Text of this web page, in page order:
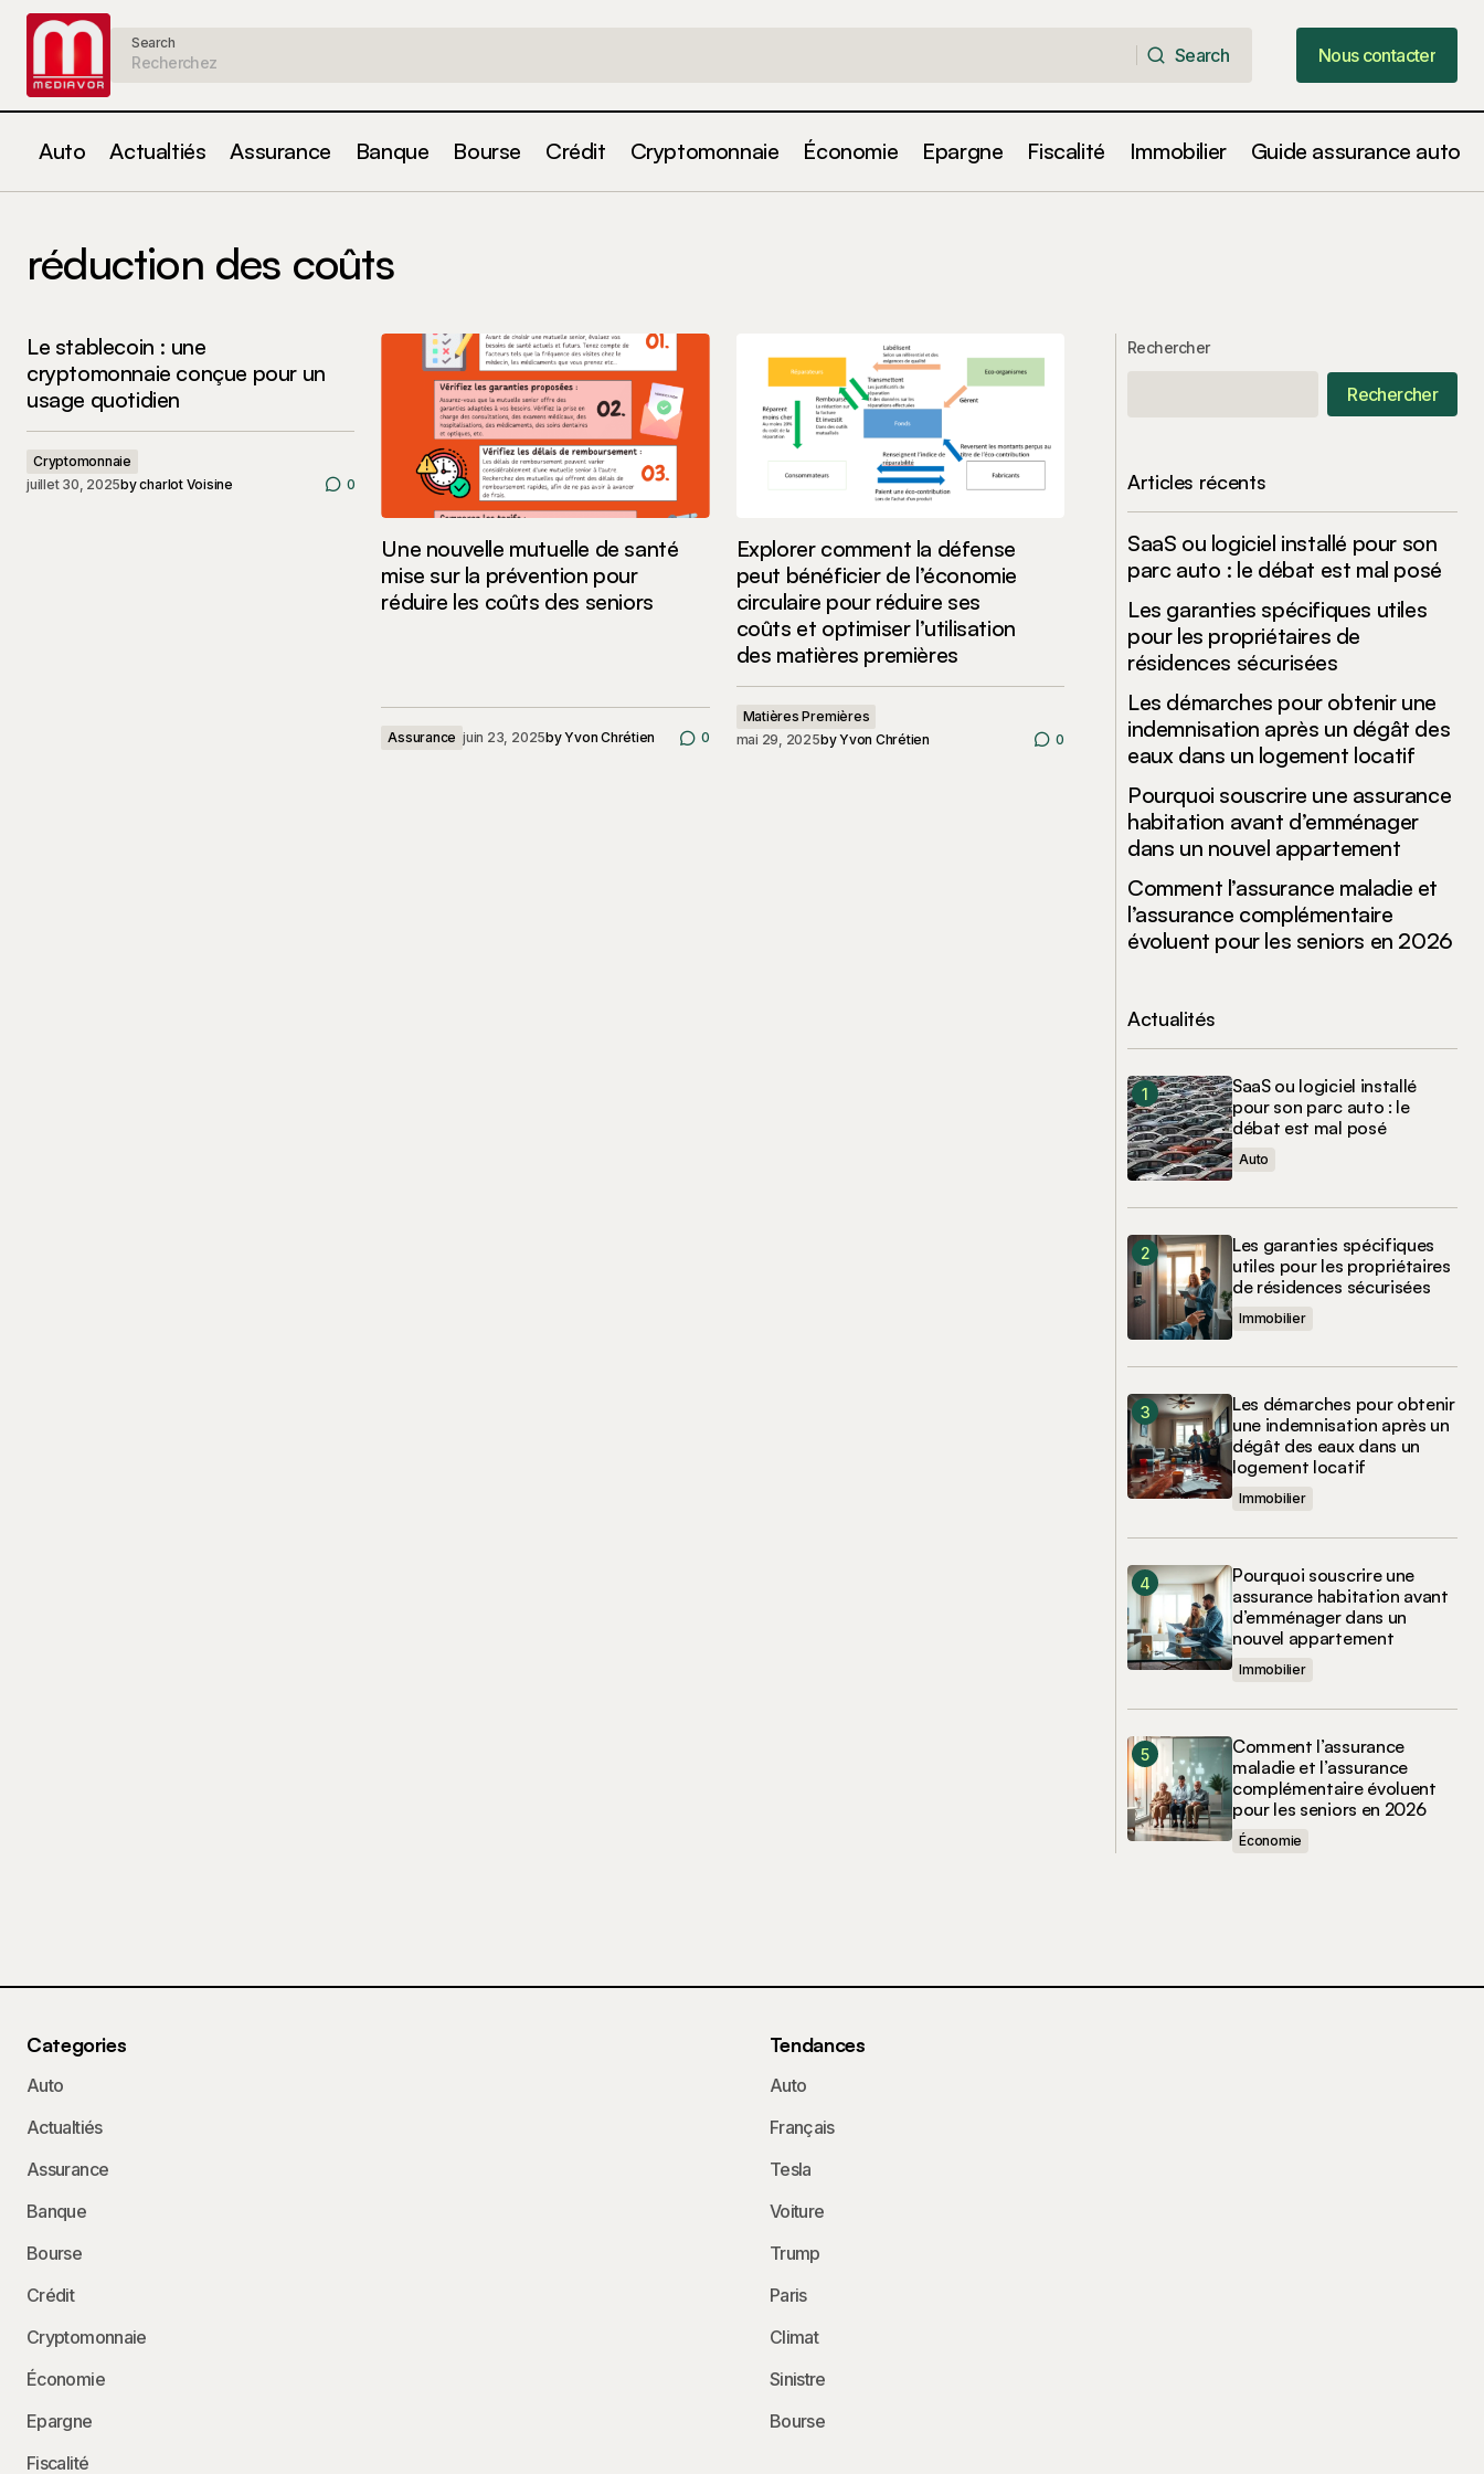
Search
Search
Nous contacter
Nous contacter
Auto Actualtiés Assurance Banque Bourse Crédit Cryptomonnaie Économie Epargne Fiscalité Immobilier Guide assurance auto
réduction des coûts
Le stablecoin : une
cryptomonnaie conçue pour un
usage quotidien
Cryptomonnaie
juillet 30, 2025bycharlot Voisine 0
Une nouvelle mutuelle de santé
mise sur la prévention pour
réduire les coûts des seniors
Assurance juin 23, 2025byYvon Chrétien 0
Explorer comment la défense
peut bénéficier de l’économie
circulaire pour réduire ses
coûts et optimiser l’utilisation
des matières premières
Matières Premières
mai 29, 2025byYvon Chrétien 0
Rechercher
Rechercher
Articles récents
SaaS ou logiciel installé pour son
parc auto : le débat est mal posé
Les garanties spécifiques utiles
pour les propriétaires de
résidences sécurisées
Les démarches pour obtenir une
indemnisation après un dégât des
eaux dans un logement locatif
Pourquoi souscrire une assurance
habitation avant d’emménager
dans un nouvel appartement
Comment l’assurance maladie et
l’assurance complémentaire
évoluent pour les seniors en 2026
Actualités
SaaS ou logiciel installé
pour son parc auto : le
débat est mal posé
Auto
Les garanties spécifiques
utiles pour les propriétaires
de résidences sécurisées
Immobilier
Les démarches pour obtenir
une indemnisation après un
dégât des eaux dans un
logement locatif
Immobilier
Pourquoi souscrire une
assurance habitation avant
d’emménager dans un
nouvel appartement
Immobilier
Comment l’assurance
maladie et l’assurance
complémentaire évoluent
pour les seniors en 2026
Économie
Categories
Auto
Actualtiés
Assurance
Banque
Bourse
Crédit
Cryptomonnaie
Économie
Epargne
Fiscalité
Tendances
Auto
Français
Tesla
Voiture
Trump
Paris
Climat
Sinistre
Bourse